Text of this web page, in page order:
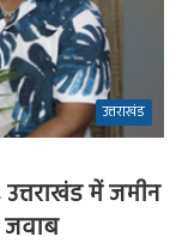
उत्तराखंड
में जमीन